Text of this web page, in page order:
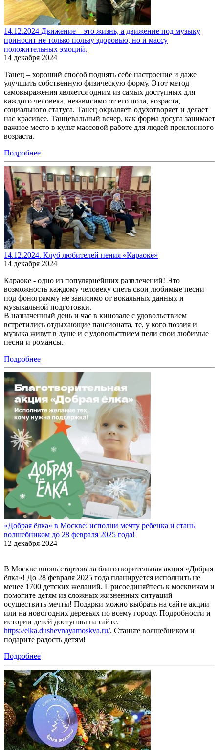
14.12.2024 Движение – это жизнь, а движение под музыку
приносит не только пользу здоровью, но и массу
положительных эмоций.
14 декабря 2024
Танец – хороший способ поднять себе настроение и даже
улучшить собственную физическую форму. Этот метод
самовыражения является одним из самых доступных для
каждого человека, независимо от его пола, возраста,
социального статуса. Танец окрыляет, одухотворяет и делает
нас красивее. Танцевальный вечер, как форма досуга занимает
важное место в культ массовой работе для людей преклонного
возраста.
Подробнее
14.12.2024. Клуб любителей пения «Караоке»
14 декабря 2024
Караоке - одно из популярнейших развлечений! Это
возможность каждому человеку спеть свои любимые песни
под фонограмму не зависимо от вокальных данных и
музыкальной подготовки.
В назначенный день и час в кинозале с удовольствием
встретились отдыхающие пансионата, те, у кого поэзия и
музыка живут в душе и с удовольствием пели свои любимые
песни и романсы.
Подробнее
«Добрая ёлка» в Москве: исполни мечту ребенка и стань
волшебником до 28 февраля 2025 года!
12 декабря 2024
В Москве вновь стартовала благотворительная акция «Добрая
ёлка»! До 28 февраля 2025 года планируется исполнить не
менее 1700 детских желаний. Присоединяйтесь к москвичам и
помогите детям из сложных жизненных ситуаций
осуществить мечты! Подарки можно выбрать на сайте акции
или на новогодних деревьях по всему городу. Подробности и
истории детей доступны на сайте:
https://elka.dushevnayamoskva.ru/. Станьте волшебником и
подарите радость детям!
Подробнее